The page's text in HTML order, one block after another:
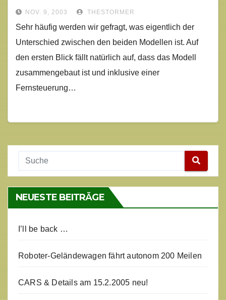
NOV. 9, 2003 THESTORMER
Sehr häufig werden wir gefragt, was eigentlich der
Unterschied zwischen den beiden Modellen ist. Auf
den ersten Blick fällt natürlich auf, dass das Modell
zusammengebaut ist und inklusive einer
Fernsteuerung…
NEUESTE BEITRÄGE
I’ll be back …
Roboter-Geländewagen fährt autonom 200 Meilen
CARS & Details am 15.2.2005 neu!